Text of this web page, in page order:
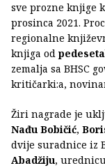
sve prozne knjige
prosinca 2021.
regionalne
knjiga od
zemalja sa BHSC
kritičarki:a,
Žiri nagrade je
Nađu Bobičić,
dvije suradnice iz
Abadžiju,